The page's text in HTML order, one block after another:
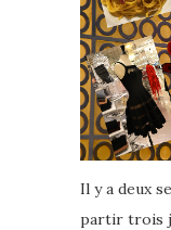
Il y a deux
partir trois